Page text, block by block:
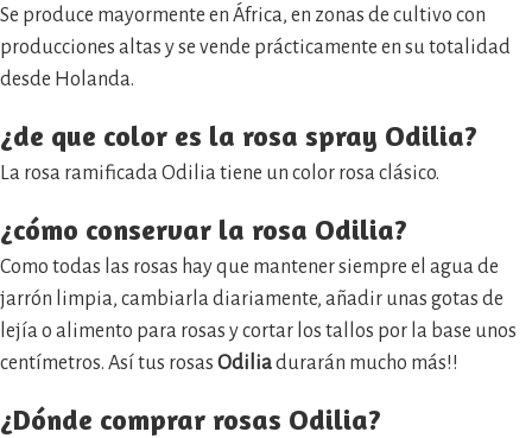
Se produce mayormente en África, en zonas de cultivo con
producciones altas y se vende prácticamente en su totalidad
desde Holanda.
¿de que color es la rosa spray Odilia?
La rosa ramificada Odilia tiene un color rosa clásico.
¿cómo conservar la rosa Odilia?
Como todas las rosas hay que mantener siempre el agua de
jarrón limpia, cambiarla diariamente, añadir unas gotas de
lejía o alimento para rosas y cortar los tallos por la base unos
centímetros. Así tus rosas Odiliadurarán mucho más!!
¿Dónde comprar rosas Odilia?